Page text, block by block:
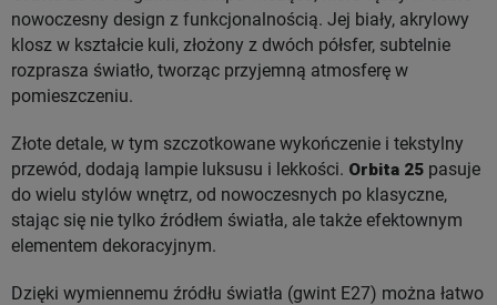
nowoczesny design z funkcjonalnością. Jej biały, akrylowy
klosz w kształcie kuli, złożony z dwóch półsfer, subtelnie
rozprasza światło, tworząc przyjemną atmosferę w
pomieszczeniu.
Złote detale, w tym szczotkowane wykończenie i tekstylny
przewód, dodają lampie luksusu i lekkości. Orbita 25 pasuje
do wielu stylów wnętrz, od nowoczesnych po klasyczne,
stając się nie tylko źródłem światła, ale także efektownym
elementem dekoracyjnym.
Dzięki wymiennemu źródłu światła (gwint E27) można łatwo